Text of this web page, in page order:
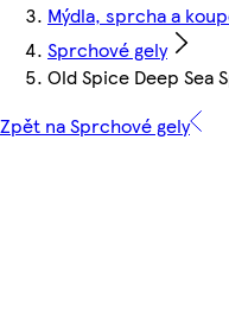
Mýdla, sprcha a
Sprchové gely
Old Spice Deep Sea
Zpět na Sprchové gely